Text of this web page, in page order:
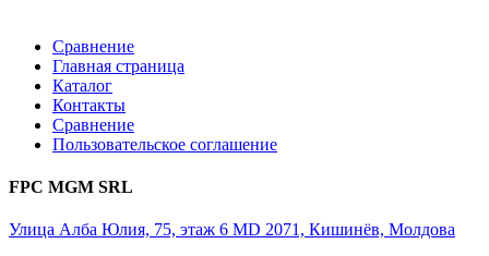
Сравнение
Главная страница
Каталог
Контакты
Сравнение
Пользовательское соглашение
FPC MGM SRL
Улица Алба Юлия, 75, этаж 6 MD 2071, Кишинёв, Молдова